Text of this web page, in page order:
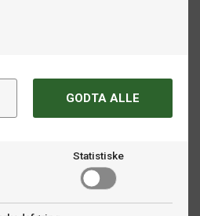
GODTA ALLE
Statistiske